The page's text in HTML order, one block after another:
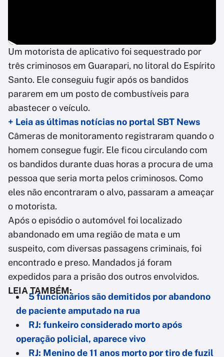
Um motorista de aplicativo foi sequestrado por
três criminosos em Guarapari, no litoral do Espírito
Santo. Ele conseguiu fugir após os bandidos
pararem em um posto de combustíveis para
abastecer o veículo.
+ Leia as últimas notícias no portal SBT News
Câmeras de monitoramento registraram quando o
homem consegue fugir. Ele ficou circulando com
os bandidos durante duas horas a procura de uma
pessoa que seria morta pelos criminosos. Como
eles não encontraram o alvo, passaram a ameaçar
o motorista.
Após o episódio o automóvel foi localizado
abandonado em uma região de mata e um
suspeito, com diversas passagens criminais, foi
encontrado e preso. Mandados já foram
expedidos para a prisão dos outros envolvidos.
LEIA TAMBÉM:
5 funcionários são demitidos por abandono
de paciente amputado na rua
RJ: funkeiro considerado morto após
operação policial, aparece vivo
RJ: Menino de 11 anos morto por tiro de fuzil